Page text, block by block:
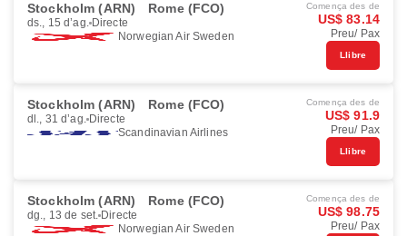
Stockholm (ARN) Rome (FCO)
ds., 15 d’ag. Directe
Norwegian Air Sweden
Comença des de
US$ 83.14
Preu/ Pax
Llibre
Stockholm (ARN) Rome (FCO)
dl., 31 d’ag. Directe
Scandinavian Airlines
Comença des de
US$ 91.9
Preu/ Pax
Llibre
Stockholm (ARN) Rome (FCO)
dg., 13 de set. Directe
Norwegian Air Sweden
Comença des de
US$ 98.75
Preu/ Pax